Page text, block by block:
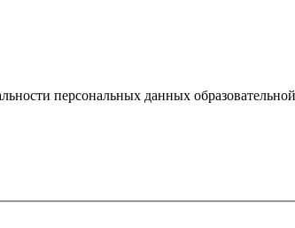
персональных данных